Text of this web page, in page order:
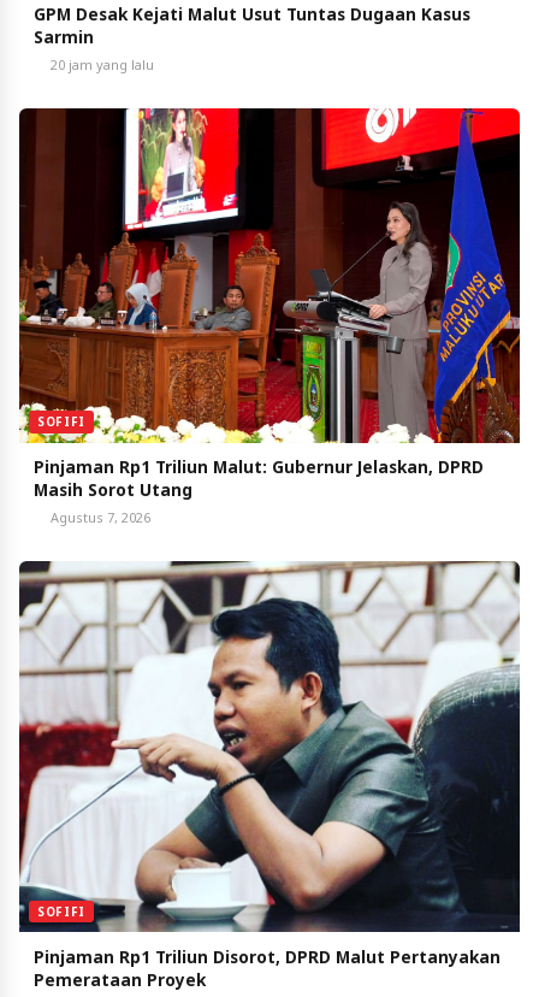
GPM Desak Kejati Malut Usut Tuntas Dugaan Kasus
Sarmin
20 jam yang lalu
SOFIFI
Pinjaman Rp1 Triliun Malut: Gubernur Jelaskan, DPRD
Masih Sorot Utang
Agustus 7, 2026
SOFIFI
Pinjaman Rp1 Triliun Disorot, DPRD Malut Pertanyakan
Pemerataan Proyek